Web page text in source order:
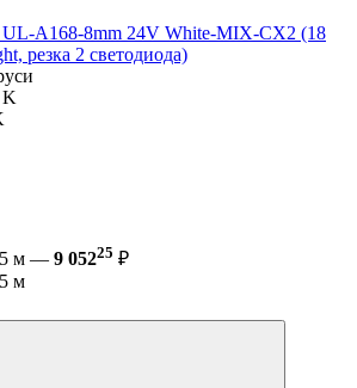
UL-A168-8mm 24V White-MIX-CX2 (18
резка 2 светодиода)
K
5 м — 9 05225 ₽
м